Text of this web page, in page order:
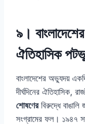
৯।
ঐতিহাসিক
বাংলাদেশের অভ্যুদয়
দীর্ঘদিনের ঐতিহাসিক,
শোষণেরবিরুদ্ধে বাঙালি
সংগ্রামের ফল। ১৯৪৭